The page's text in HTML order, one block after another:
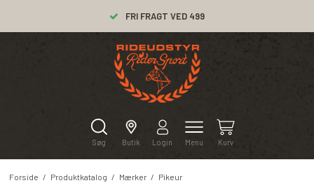
FRI FRAGT VED 499
Søg Butik Login Menu Kurv
Forside / Produktkatalog / Mærker / Pikeur